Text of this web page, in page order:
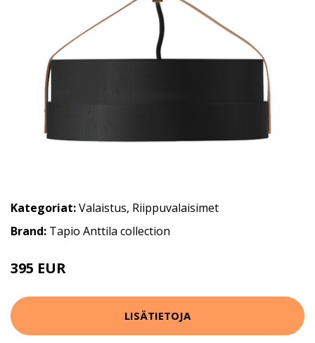
Kategoriat:Valaistus, Riippuvalaisimet
Brand: Tapio Anttila collection
395 EUR
LISÄTIETOJA